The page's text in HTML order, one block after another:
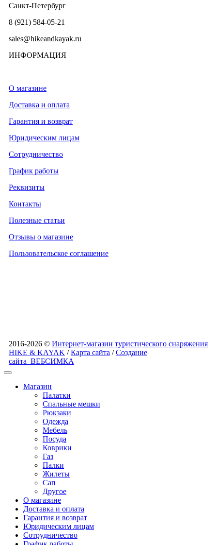
Санкт-Петербург
8 (921) 584-05-21
sales@hikeandkayak.ru
ИНФОРМАЦИЯ
О магазине
Доставка и оплата
Гарантия и возврат
Юридическим лицам
Сотрудничество
График работы
Реквизиты
Контакты
Полезные статьи
Отзывы о магазине
Пользовательское соглашение
2016-2026 © Интернет-магазин туристического снаряжения
HIKE & KAYAK /Карта сайта /Создание
сайта ВЕБСИМКА
Магазин
Палатки
Спальные мешки
Рюкзаки
Одежда
Мебель
Посуда
Коврики
Газ
Палки
Жилеты
Сап
Другое
О магазине
Доставка и оплата
Гарантия и возврат
Юридическим лицам
Сотрудничество